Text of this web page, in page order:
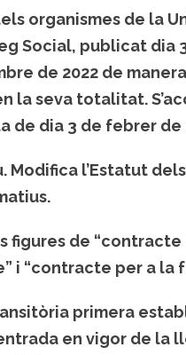
organismes de la
Social, publicat dia
de 2022 de
la seva totalitat.
de dia 3 de febrer de
. Modifica l’Estatut
figures de
i “contracte per a la
primera
en vigor de la